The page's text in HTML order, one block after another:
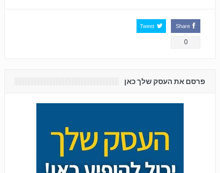
Share
0
Tweet
פרסם את העסק שלך כאן